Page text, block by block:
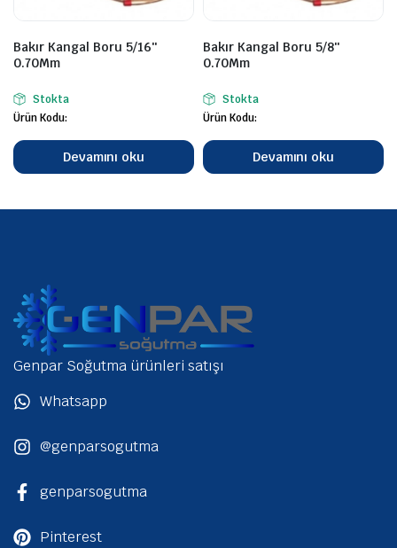
Bakır Kangal Boru 5/16″
0.70Mm
Stokta
Ürün Kodu:
Devamını oku
Bakır Kangal Boru 5/8″
0.70Mm
Stokta
Ürün Kodu:
Devamını oku
Genpar Soğutma ürünleri satışı
Whatsapp
@genparsogutma
genparsogutma
Pinterest